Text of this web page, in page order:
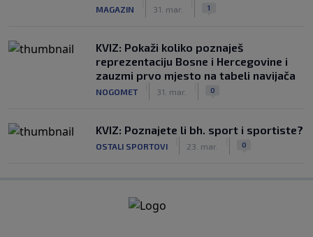
MAGAZIN 31. mar. 1
KVIZ: Pokaži koliko poznaješ
reprezentaciju Bosne i Hercegovine i
zauzmi prvo mjesto na tabeli navijača
NOGOMET 31. mar. 0
KVIZ: Poznajete li bh. sport i sportiste?
OSTALI SPORTOVI 23. mar. 0